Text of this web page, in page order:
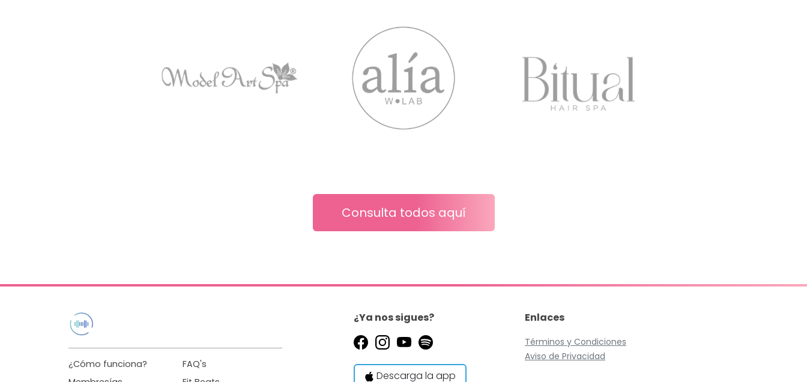
Consulta todos aquí
¿Cómo funciona?
FAQ's
¿Ya nos sigues?
Descarga la app
Enlaces
Términos y Condiciones
Aviso de Privacidad